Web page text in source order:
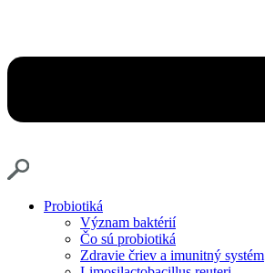
Probiotiká
Význam baktérií
Čo sú probiotiká
Zdravie čriev a imunitný systém